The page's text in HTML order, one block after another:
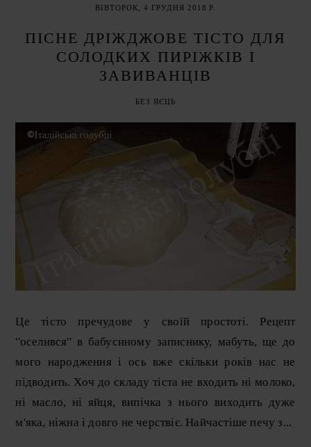
ВІВТОРОК, 4 ГРУДНЯ 2018 Р.
ПІСНЕ ДРІЖДЖОВЕ ТІСТО ДЛЯ
СОЛОДКИХ ПИРІЖКІВ І
ЗАВИВАНЦІВ
БЕЗ ЯЄЦЬ
Це тісто пречудове у своїй простоті. Рецепт
''оселився'' в бабусиному записнику, мабуть, ще до
мого народження і ось вже скільки років нас не
підводить. Хоч до складу тіста не входить ні молоко,
ні масло, ні яйця, випічка з нього виходить дуже
м'яка, ніжна і довго не черствіє. Найчастіше печу з...